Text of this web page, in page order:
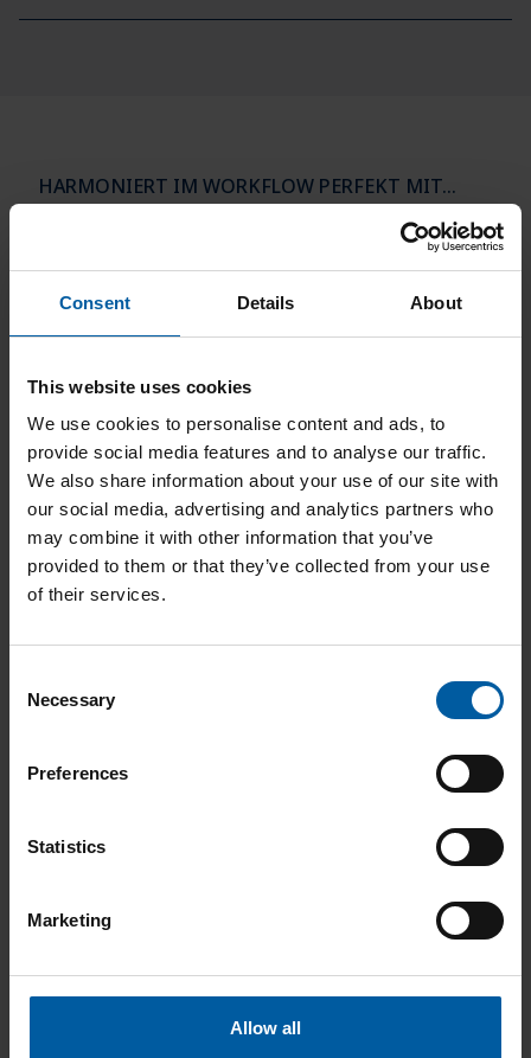
Consent Details About
This website uses cookies
We use cookies to personalise content and ads, to
provide social media features and to analyse our traffic.
We also share information about your use of our site with
our social media, advertising and analytics partners who
may combine it with other information that you’ve
provided to them or that they’ve collected from your use
of their services.
Selection
Necessary
Preferences
Statistics
Marketing
Allow all
HARMONIERT IM WORKFLOW PERFEKT MIT...
CERAMILL MATCH 2
Integrierte Intelligenz und
Downloads